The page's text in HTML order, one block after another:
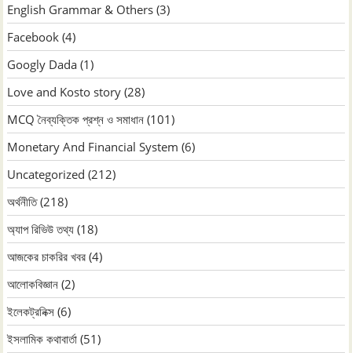
English Grammar & Others (3)
Facebook (4)
Googly Dada (1)
Love and Kosto story (28)
MCQ নৈব্যক্তিক প্রশ্ন ও সমাধান (101)
Monetary And Financial System (6)
Uncategorized (212)
অর্থনীতি(218)
অ্যাপ রিভিউ তথ্য (18)
আজকের চাকরির খবর (4)
আলোকবিজ্ঞান (2)
ইলেকট্রনিক্স (6)
ইসলামিক কথাবার্তা (51)